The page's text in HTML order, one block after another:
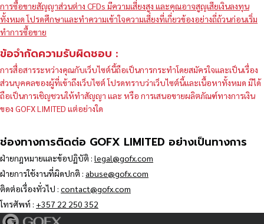
การซื้อขายสัญญาส่วนต่าง CFDs มีความเสี่ยงสูง และคุณอาจสูญเสียเงินลงทุน
ทั้งหมด โปรดศึกษาและทำความเข้าใจความเสี่ยงที่เกี่ยวข้องอย่างถี่ถ้วนก่อนเริ่ม
ทำการซื้อขาย
ข้อจำกัดความรับผิดชอบ :
การสื่อสารระหว่างคุณกับเว็บไซต์นี้ถือเป็นการกระทำโดยสมัครใจและเป็นเรื่อง
ส่วนบุคคลของผู้ที่เข้าถึงเว็บไซต์ โปรดทราบว่าเว็บไซต์นี้และเนื้อหาทั้งหมด มิได้
ถือเป็นการเชิญชวนให้ทำสัญญา และ หรือ การเสนอขายผลิตภัณฑ์ทางการเงิน
ของ GOFX LIMITED แต่อย่างใด
ช่องทางการติดต่อ GOFX LIMITED อย่างเป็นทางการ
ฝ่ายกฎหมายและข้อปฏิบัติ : legal@gofx.com
ฝ่ายการใช้งานที่ผิดปกติ : abuse@gofx.com
ติดต่อเรื่องทั่วไป : contact@gofx.com
โทรศัพท์ : +357 22 250 352